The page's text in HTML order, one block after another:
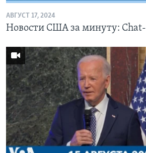
АВГУСТ 17, 2024
Новости США за минуту: